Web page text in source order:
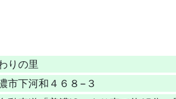
りの里
市下河和４６８−３